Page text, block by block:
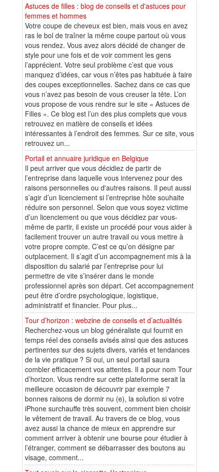
Astuces de filles : blog de conseils et d'astuces pour
femmes et hommes
Votre coupe de cheveux est bien, mais vous en avez
ras le bol de traîner la même coupe partout où vous
vous rendez. Vous avez alors décidé de changer de
style pour une fois et de voir comment les gens
l’apprécient. Votre seul problème c’est que vous
manquez d’idées, car vous n’êtes pas habituée à faire
des coupes exceptionnelles. Sachez dans ce cas que
vous n’avez pas besoin de vous creuser la tête. L’on
vous propose de vous rendre sur le site « Astuces de
Filles ». Ce blog est l’un des plus complets que vous
retrouvez en matière de conseils et idées
intéressantes à l’endroit des femmes. Sur ce site, vous
retrouvez un...
Portail et annuaire juridique en Belgique
Il peut arriver que vous décidiez de partir de
l’entreprise dans laquelle vous intervenez pour des
raisons personnelles ou d'autres raisons. Il peut aussi
s’agir d’un licenciement si l’entreprise hôte souhaite
réduire son personnel. Selon que vous soyez victime
d’un licenciement ou que vous décidiez par vous-
même de partir, il existe un procédé pour vous aider à
facilement trouver un autre travail ou vous mettre à
votre propre compte. C’est ce qu’on désigne par
outplacement. Il s’agit d’un accompagnement mis à la
disposition du salarié par l’entreprise pour lui
permettre de vite s’insérer dans le monde
professionnel après son départ. Cet accompagnement
peut être d’ordre psychologique, logistique,
administratif et financier. Pour plus...
Tour d’horizon : webzine de conseils et d’actualités
Recherchez-vous un blog généraliste qui fournit en
temps réel des conseils avisés ainsi que des astuces
pertinentes sur des sujets divers, variés et tendances
de la vie pratique ? Si oui, un seul portail saura
combler efficacement vos attentes. Il a pour nom Tour
d’horizon. Vous rendre sur cette plateforme serait la
meilleure occasion de découvrir par exemple 7
bonnes raisons de dormir nu (e), la solution si votre
iPhone surchauffe très souvent, comment bien choisir
le vêtement de travail. Au travers de ce blog, vous
avez aussi la chance de mieux en apprendre sur
comment arriver à obtenir une bourse pour étudier à
l’étranger, comment se débarrasser des boutons au
visage, comment...